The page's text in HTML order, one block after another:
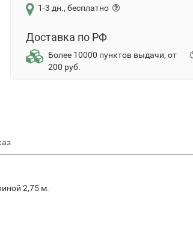
1-3 дн., бесплатно
Доставка по РФ
Более 10000 пунктов выдачи, от
200 руб.
2,75 м.